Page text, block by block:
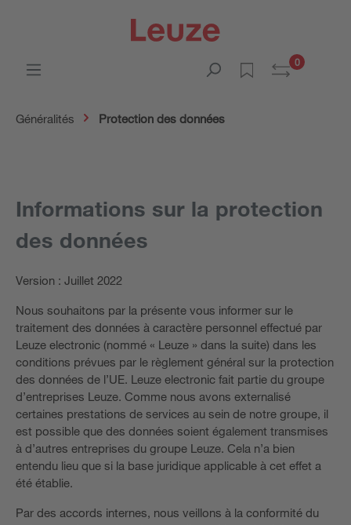
0
Généralités Protection des données
Informations sur la protection
des données
Version : Juillet 2022
Nous souhaitons par la présente vous informer sur le
traitement des données à caractère personnel effectué par
Leuze electronic (nommé « Leuze » dans la suite) dans les
conditions prévues par le règlement général sur la protection
des données de l’UE. Leuze electronic fait partie du groupe
d’entreprises Leuze. Comme nous avons externalisé
certaines prestations de services au sein de notre groupe, il
est possible que des données soient également transmises
à d’autres entreprises du groupe Leuze. Cela n’a bien
entendu lieu que si la base juridique applicable à cet effet a
été établie.
Par des accords internes, nous veillons à la conformité du